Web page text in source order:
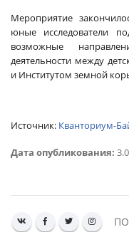
Мероприятие
юные исследователи
возможные
деятельности между
и Институтом земной
Источник: Кванториум-
Дата опубликования: